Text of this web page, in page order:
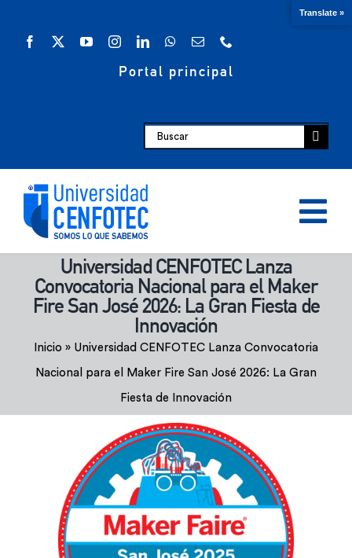
Portal principal
Buscar:
Oferta académica
Admisión y Registro
Investigación y Desarrollo
Extensión
Universidad CENFOTEC Lanza
Convocatoria Nacional para el Maker
Fire San José 2026: La Gran Fiesta de
Innovación
Inicio » Universidad CENFOTEC Lanza Convocatoria
Nacional para el Maker Fire San José 2026: La Gran
Fiesta de Innovación
Translate »